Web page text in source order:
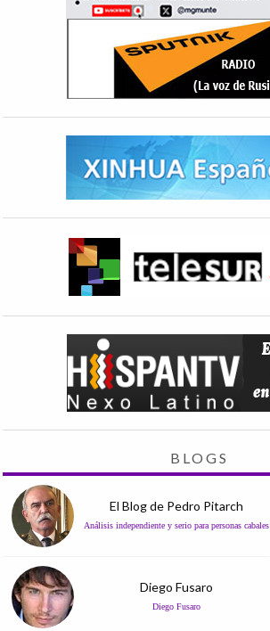
BLOGS
El Blog de Pedro Pitarch
Análisis independiente y serio para personas cabales
Diego Fusaro
Diego Fusaro